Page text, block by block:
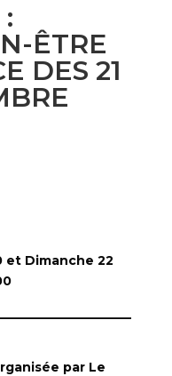
ÊTRE
DES 21
et Dimanche 22
par Le